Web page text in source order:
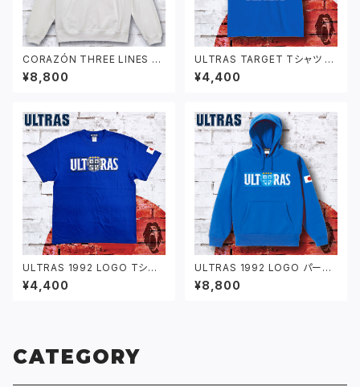
CORAZÓN THREE LINES パ
ーカー ホワイト
¥8,800
ULTRAS TARGET Tシャツ ブ
ルー
¥4,400
ULTRAS 1992 LOGO Tシャ
ツ ブルー
¥4,400
ULTRAS 1992 LOGO パーカ
ブルー
¥8,800
CATEGORY